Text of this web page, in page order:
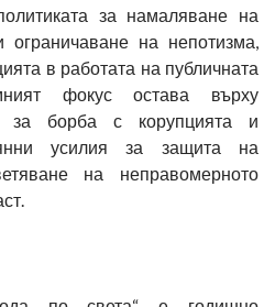
за намаляване на
ограничаване на непотизма,
в работата на публичната
фокус остава върху
за борба с корупцията и
усилия за защита на
на неправомерното